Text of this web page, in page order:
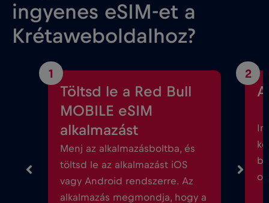
ingyenes eSIM-et a
Krétaweboldalhoz?
1
Töltsd le a Red Bull
MOBILE eSIM
alkalmazást
Menj az alkalmazásboltba, és
töltsd le az alkalmazást iOS
vagy Android rendszerre. Az
alkalmazás megmondja, hogy a
2